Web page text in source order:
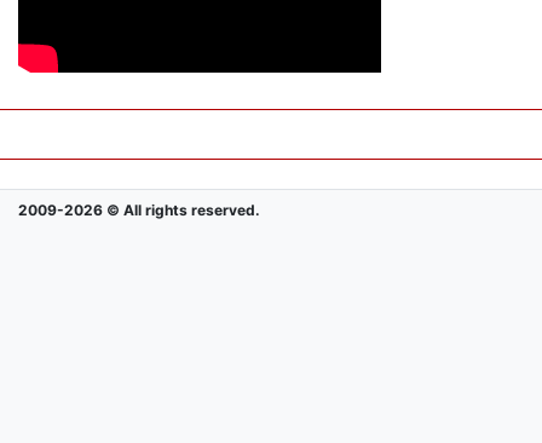
2009-2026 © All rights reserved.